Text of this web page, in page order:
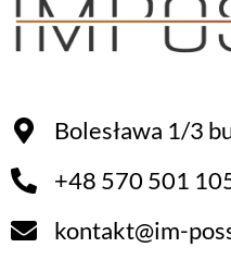
Bolesława 1/3
+48 570 501
kontakt@im-